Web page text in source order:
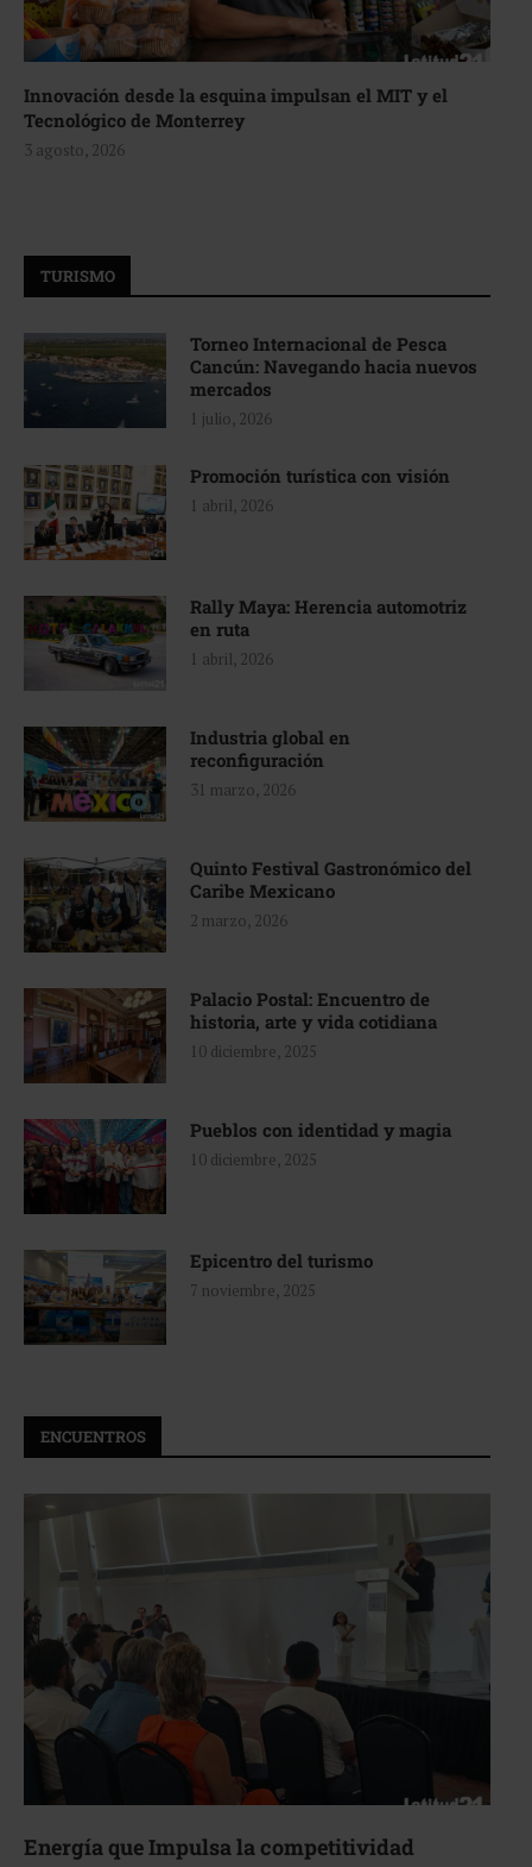
Innovación desde la esquina impulsan el MIT y el
Tecnológico de Monterrey
3 agosto, 2026
TURISMO
Torneo Internacional de Pesca
Cancún: Navegando hacia nuevos
mercados
1 julio, 2026
Promoción turística con visión
1 abril, 2026
Rally Maya: Herencia automotriz
en ruta
1 abril, 2026
Industria global en
reconfiguración
31 marzo, 2026
Quinto Festival Gastronómico del
Caribe Mexicano
2 marzo, 2026
Palacio Postal: Encuentro de
historia, arte y vida cotidiana
10 diciembre, 2025
Pueblos con identidad y magia
10 diciembre, 2025
Epicentro del turismo
7 noviembre, 2025
ENCUENTROS
Energía que Impulsa la competitividad